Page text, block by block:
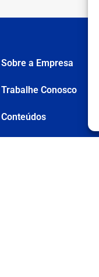
Sobre a Empresa
Trabalhe Conosco
Conteúdos